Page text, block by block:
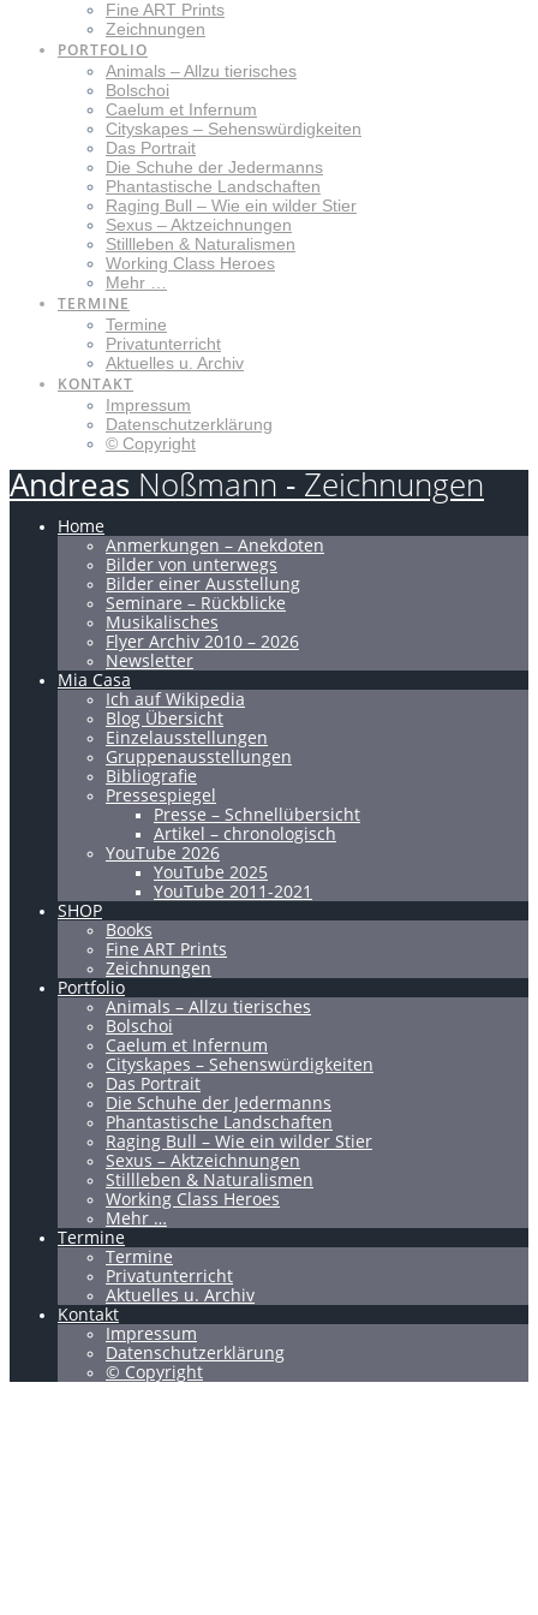
Fine ART Prints
Zeichnungen
PORTFOLIO
Animals – Allzu tierisches
Bolschoi
Caelum et Infernum
Cityskapes – Sehenswürdigkeiten
Das Portrait
Die Schuhe der Jedermanns
Phantastische Landschaften
Raging Bull – Wie ein wilder Stier
Sexus – Aktzeichnungen
Stillleben & Naturalismen
Working Class Heroes
Mehr …
TERMINE
Termine
Privatunterricht
Aktuelles u. Archiv
KONTAKT
Impressum
Datenschutzerklärung
© Copyright
Andreas Noßmann - Zeichnungen
Home
Anmerkungen – Anekdoten
Bilder von unterwegs
Bilder einer Ausstellung
Seminare – Rückblicke
Musikalisches
Flyer Archiv 2010 – 2026
Newsletter
Mia Casa
Ich auf Wikipedia
Blog Übersicht
Einzelausstellungen
Gruppenausstellungen
Bibliografie
Pressespiegel
Presse – Schnellübersicht
Artikel – chronologisch
YouTube 2026
YouTube 2025
YouTube 2011-2021
SHOP
Books
Fine ART Prints
Zeichnungen
Portfolio
Animals – Allzu tierisches
Bolschoi
Caelum et Infernum
Cityskapes – Sehenswürdigkeiten
Das Portrait
Die Schuhe der Jedermanns
Phantastische Landschaften
Raging Bull – Wie ein wilder Stier
Sexus – Aktzeichnungen
Stillleben & Naturalismen
Working Class Heroes
Mehr …
Termine
Termine
Privatunterricht
Aktuelles u. Archiv
Kontakt
Impressum
Datenschutzerklärung
© Copyright